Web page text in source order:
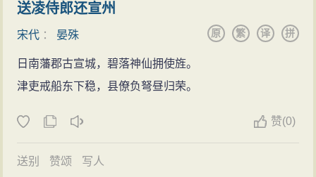
这就是有名的“庆历兴学”。
扭转战局
明道元年（1032年），晏殊升任参知政事（副宰
相）加尚书左丞。第二年
年后召任刑部尚书兼御史中丞，复为三司使。时值李元
退。晏殊全面分析当时的军事形势，从失利中找原因，
送凌侍郎还宣州
宋代 ： 晏殊 拼
译
繁
原
日南藩郡古宣城，碧落神仙拥使旌。
津吏戒船东下稳，县僚负弩昼归荣。
赞(0)
送别 赞颂 写人